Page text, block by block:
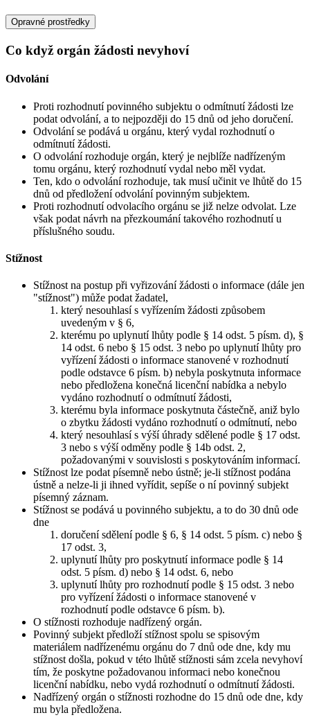
Opravné prostředky
Co když orgán žádosti nevyhoví
Odvolání
Proti rozhodnutí povinného subjektu o odmítnutí žádosti lze
podat odvolání, a to nejpozději do 15 dnů od jeho doručení.
Odvolání se podává u orgánu, který vydal rozhodnutí o
odmítnutí žádosti.
O odvolání rozhoduje orgán, který je nejblíže nadřízeným
tomu orgánu, který rozhodnutí vydal nebo měl vydat.
Ten, kdo o odvolání rozhoduje, tak musí učinit ve lhůtě do 15
dnů od předložení odvolání povinným subjektem.
Proti rozhodnutí odvolacího orgánu se již nelze odvolat. Lze
však podat návrh na přezkoumání takového rozhodnutí u
příslušného soudu.
Stížnost
Stížnost na postup při vyřizování žádosti o informace (dále jen
"stížnost") může podat žadatel,
který nesouhlasí s vyřízením žádosti způsobem
uvedeným v § 6,
kterému po uplynutí lhůty podle § 14 odst. 5 písm. d), §
14 odst. 6 nebo § 15 odst. 3 nebo po uplynutí lhůty pro
vyřízení žádosti o informace stanovené v rozhodnutí
podle odstavce 6 písm. b) nebyla poskytnuta informace
nebo předložena konečná licenční nabídka a nebylo
vydáno rozhodnutí o odmítnutí žádosti,
kterému byla informace poskytnuta částečně, aniž bylo
o zbytku žádosti vydáno rozhodnutí o odmítnutí, nebo
který nesouhlasí s výší úhrady sdělené podle § 17 odst.
3 nebo s výší odměny podle § 14b odst. 2,
požadovanými v souvislosti s poskytováním informací.
Stížnost lze podat písemně nebo ústně; je-li stížnost podána
ústně a nelze-li ji ihned vyřídit, sepíše o ní povinný subjekt
písemný záznam.
Stížnost se podává u povinného subjektu, a to do 30 dnů ode
dne
doručení sdělení podle § 6, § 14 odst. 5 písm. c) nebo §
17 odst. 3,
uplynutí lhůty pro poskytnutí informace podle § 14
odst. 5 písm. d) nebo § 14 odst. 6, nebo
uplynutí lhůty pro rozhodnutí podle § 15 odst. 3 nebo
pro vyřízení žádosti o informace stanovené v
rozhodnutí podle odstavce 6 písm. b).
O stížnosti rozhoduje nadřízený orgán.
Povinný subjekt předloží stížnost spolu se spisovým
materiálem nadřízenému orgánu do 7 dnů ode dne, kdy mu
stížnost došla, pokud v této lhůtě stížnosti sám zcela nevyhoví
tím, že poskytne požadovanou informaci nebo konečnou
licenční nabídku, nebo vydá rozhodnutí o odmítnutí žádosti.
Nadřízený orgán o stížnosti rozhodne do 15 dnů ode dne, kdy
mu byla předložena.